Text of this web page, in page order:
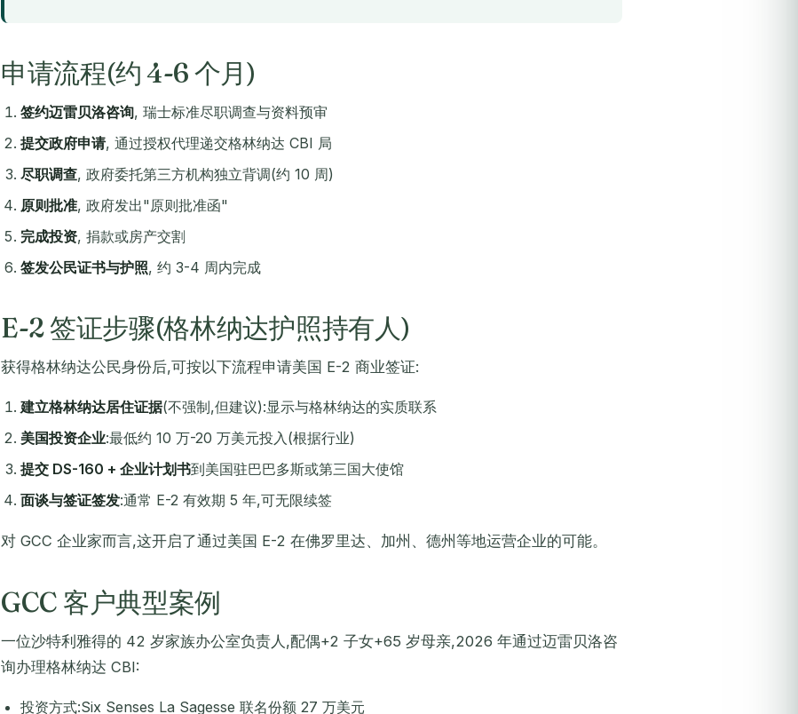
申请流程(约 4-6 个月)
签约迈雷贝洛咨询, 瑞士标准尽职调查与资料预审
提交政府申请, 通过授权代理递交格林纳达 CBI 局
尽职调查, 政府委托第三方机构独立背调(约 10 周)
原则批准, 政府发出"原则批准函"
完成投资, 捐款或房产交割
签发公民证书与护照, 约 3-4 周内完成
E-2 签证步骤(格林纳达护照持有人)
获得格林纳达公民身份后,可按以下流程申请美国 E-2 商业签证:
建立格林纳达居住证据(不强制,但建议):显示与格林纳达的实质联系
美国投资企业:最低约 10 万-20 万美元投入(根据行业)
提交 DS-160 + 企业计划书到美国驻巴巴多斯或第三国大使馆
面谈与签证签发:通常 E-2 有效期 5 年,可无限续签
对 GCC 企业家而言,这开启了通过美国 E-2 在佛罗里达、加州、德州等地运营企业的可能。
GCC 客户典型案例
一位沙特利雅得的 42 岁家族办公室负责人,配偶+2 子女+65 岁母亲,2026 年通过迈雷贝洛咨
询办理格林纳达 CBI:
投资方式:Six Senses La Sagesse 联名份额 27 万美元